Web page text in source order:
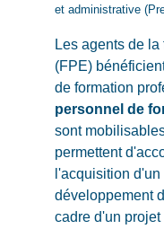
et administrative
Les agents de
(FPE)
de formation
personnel de
sont
permettent
l'acquisition
développement
cadre d'un